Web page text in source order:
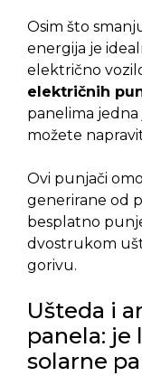
Osim što
energija je
električno
električnih
panelima
možete
Ovi punjači
generirane od
besplatno
dvostrukom
gorivu.
Ušteda i
panela:
solarne